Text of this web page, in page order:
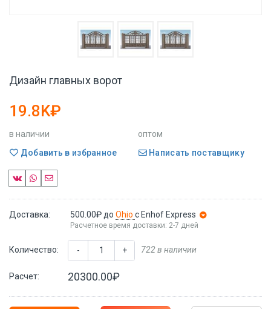
Дизайн главных ворот
19.8K₽
в наличии
оптом
Добавить в избранное
Написать поставщику
Доставка: 500.00₽ до Ohio с Enhof Express
Расчетное время доставки: 2-7 дней
Количество: - + 722 в наличии
Расчет: 20300.00₽